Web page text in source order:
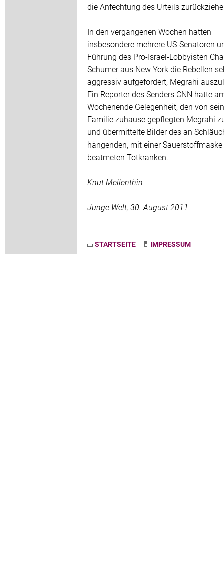
die Anfechtung des Urteils
In den vergangenen Wochen hatten
insbesondere mehrere US-Senatoren
Führung des Pro-Israel-Lobbyisten
Schumer aus New York die Rebellen
aggressiv aufgefordert, Megrahi
Ein Reporter des Senders CNN hatte
Wochenende Gelegenheit, den von
Familie zuhause gepflegten Megrahi
und übermittelte Bilder des an
hängenden, mit einer Sauerstoffmaske
beatmeten Totkranken.
Knut Mellenthin
Junge Welt, 30. August 2011
STARTSEITE IMPRESSUM